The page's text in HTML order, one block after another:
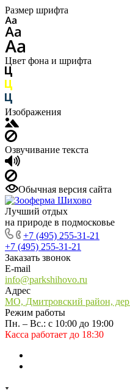
Размер шрифта
Цвет фона и шрифта
Изображения
Озвучивание текста
Обычная версия сайта
Лучший отдых
на природе в подмосковье
+7 (495) 255-31-21
+7 (495) 255-31-21
Заказать звонок
E-mail
info@parkshihovo.ru
Адрес
МО, Дмитровский район,
Режим работы
Пн. – Вс.: с 10:00 до 19:00
Касса работает до 18:30